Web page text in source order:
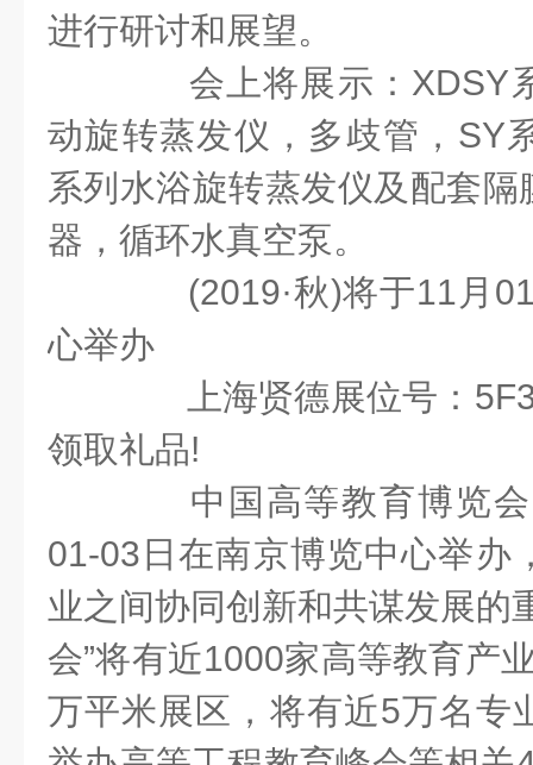
进行研讨和展望。
会上将展示：XDSY
动旋转蒸发仪，多歧管，SY
系列水浴旋转蒸发仪及配套
器，循环水真空泵。
(2019·秋)将于11月
心举办
上海贤德展位号：
领取礼品!
中国高等教育博览会
01-03日在南京博览中心举办
业之间协同创新和共谋发展的
会”将有近1000家高等教育产
万平米展区，将有近5万名专